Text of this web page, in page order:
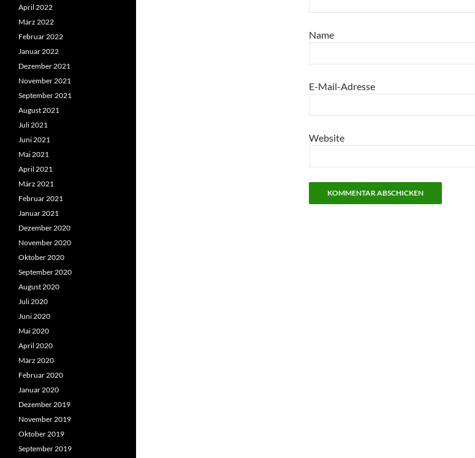
Name
E-Mail-Adresse
Website
April 2022
März 2022
Februar 2022
Januar 2022
Dezember 2021
November 2021
September 2021
August 2021
Juli 2021
Juni 2021
Mai 2021
April 2021
März 2021
Februar 2021
Januar 2021
Dezember 2020
November 2020
Oktober 2020
September 2020
August 2020
Juli 2020
Juni 2020
Mai 2020
April 2020
März 2020
Februar 2020
Januar 2020
Dezember 2019
November 2019
Oktober 2019
September 2019